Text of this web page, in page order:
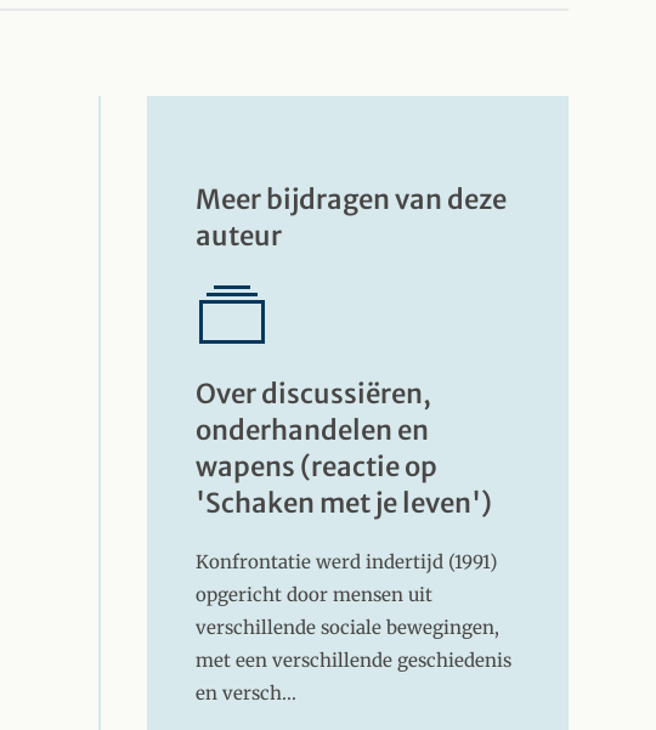
Meer bijdragen van deze
auteur
Over discussiëren,
onderhandelen en
wapens (reactie op
'Schaken met je leven')
Konfrontatie werd indertijd (1991)
opgericht door mensen uit
verschillende sociale bewegingen,
met een verschillende geschiedenis
en versch…